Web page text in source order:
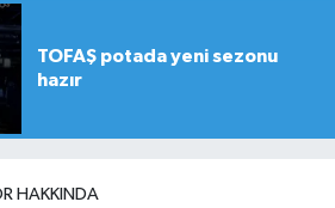
TOFAŞ potada yeni sezonu
hazır
HAKKINDA